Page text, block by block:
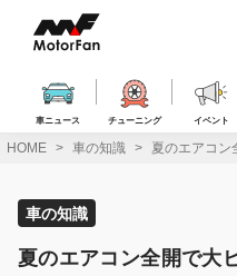
ス
車ニュース チューニング イベント
HOME 車の知識 夏のエアコン
車の知識
夏のエアコン全開で大